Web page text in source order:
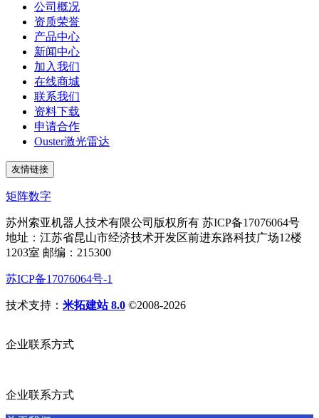
公司概况
资质荣誉
产品中心
新闻中心
加入我们
在线商城
联系我们
资料下载
申请合作
Ouster激光雷达
友情链接
矩阵数字
苏州索亚机器人技术有限公司版权所有 苏ICP备17076064号
地址：江苏省昆山市经济技术开发区前进东路科技广场12楼
1203室 邮编：215300
苏ICP备17076064号-1
技术支持： 米拓建站 8.0 ©2008-2026
企业联系方式
企业联系方式